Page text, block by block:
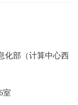
化部（计算中心西
室